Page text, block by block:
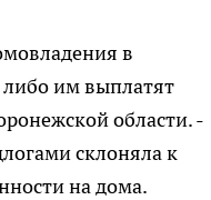
в
либо им выплатят
области. -
склоняла к
на дома.